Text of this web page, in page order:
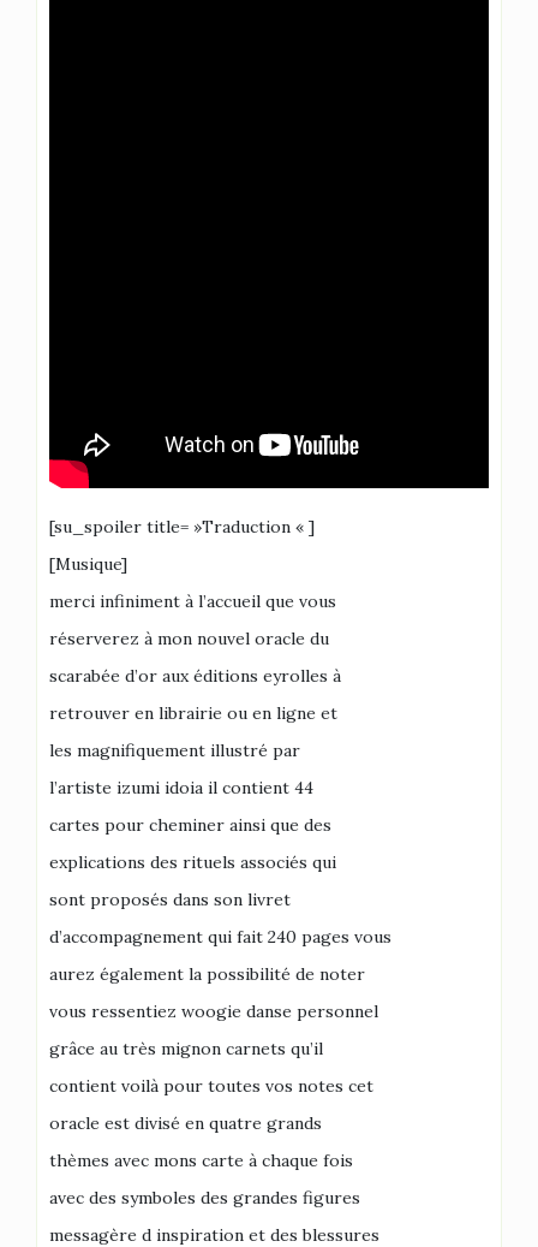
[su_spoiler title= »Traduction « ]
[Musique]
merci infiniment à l’accueil que vous
réserverez à mon nouvel oracle du
scarabée d’or aux éditions eyrolles à
retrouver en librairie ou en ligne et
les magnifiquement illustré par
l’artiste izumi idoia il contient 44
cartes pour cheminer ainsi que des
explications des rituels associés qui
sont proposés dans son livret
d’accompagnement qui fait 240 pages vous
aurez également la possibilité de noter
vous ressentiez woogie danse personnel
grâce au très mignon carnets qu’il
contient voilà pour toutes vos notes cet
oracle est divisé en quatre grands
thèmes avec mons carte à chaque fois
avec des symboles des grandes figures
messagère d inspiration et des blessures